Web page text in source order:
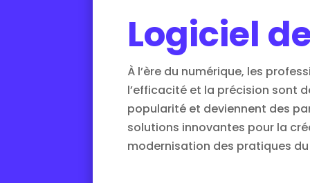
Logiciel
À l’ère du numérique, les
l’efficacité et la précision sont
popularité et deviennent des
solutions innovantes pour la
modernisation des pratiques